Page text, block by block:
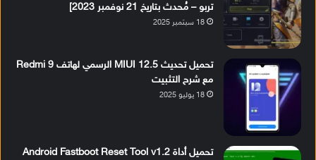
تربو – مُحدث بتاريخ 21 نوفمبر 2023]
18 سبتمبر 2025
تحميل تحديث MIUI 12.5 الرسمي لهاتف Redmi 9
مع شرح التثبيت
18 يوليو 2025
تحميل أداة Android Fastboot Reset Tool v1.2